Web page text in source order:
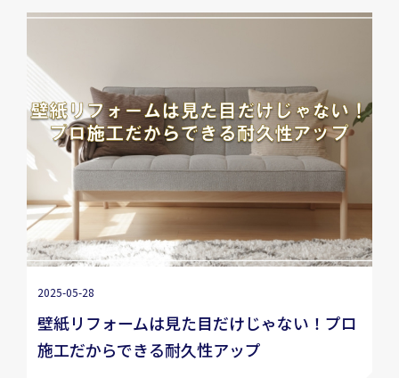
2025-05-28
壁紙リフォームは見た目だけじゃない！プロ
施工だからできる耐久性アップ